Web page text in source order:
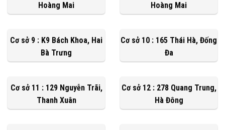
Hoàng Mai
Hoàng Mai
Cơ sở 9 : K9 Bách Khoa, Hai
Bà Trưng
Cơ sở 10 : 165 Thái Hà, Đống
Đa
Cơ sở 11 : 129 Nguyễn Trãi,
Thanh Xuân
Cơ sở 12 : 278 Quang Trung,
Hà Đông